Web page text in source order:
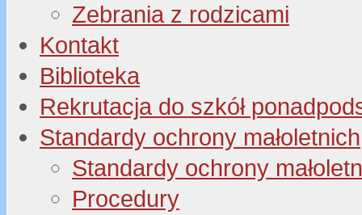
Zebrania z rodzicami
Kontakt
Biblioteka
Rekrutacja do szkół
Standardy ochrony małoletnich
Standardy ochrony
Procedury